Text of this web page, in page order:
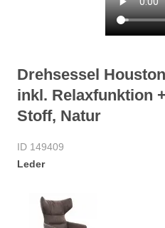
Drehsessel
inkl. Relaxfunktion
Stoff, Natur
ID 149409
Leder